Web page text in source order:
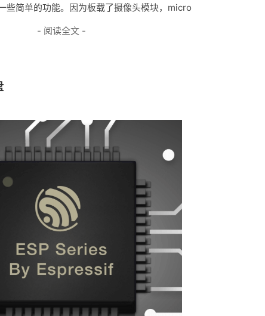
些简单的功能。因为板载了摄像头模块，micro
- 阅读全文 -